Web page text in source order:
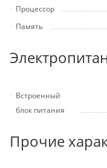
Процессор
Память
Встроенный
блок питания
Прочие